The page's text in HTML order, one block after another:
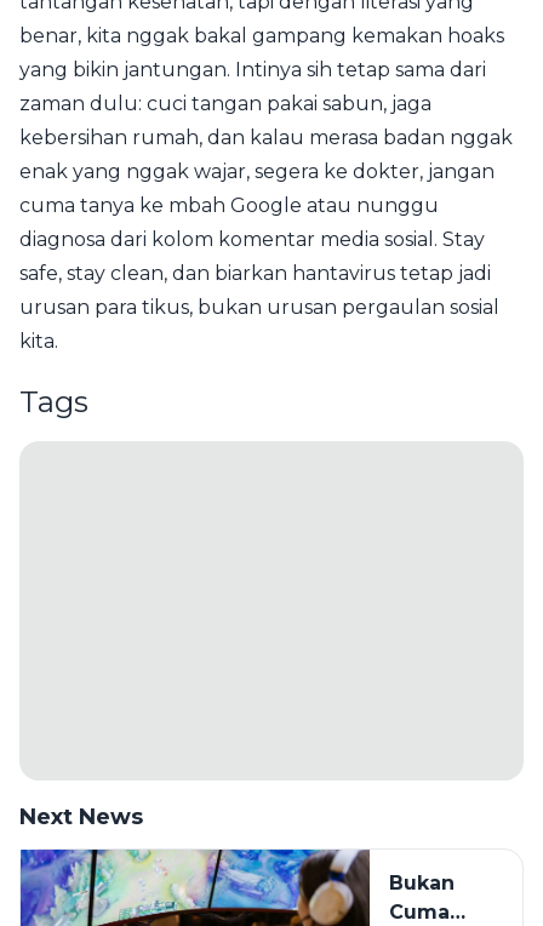
benar, kita nggak bakal gampang kemakan hoaks
yang bikin jantungan. Intinya sih tetap sama dari
zaman dulu: cuci tangan pakai sabun, jaga
kebersihan rumah, dan kalau merasa badan nggak
enak yang nggak wajar, segera ke dokter, jangan
cuma tanya ke mbah Google atau nunggu
diagnosa dari kolom komentar media sosial. Stay
safe, stay clean, dan biarkan hantavirus tetap jadi
urusan para tikus, bukan urusan pergaulan sosial
kita.
Tags
Next News
Bukan
Cuma